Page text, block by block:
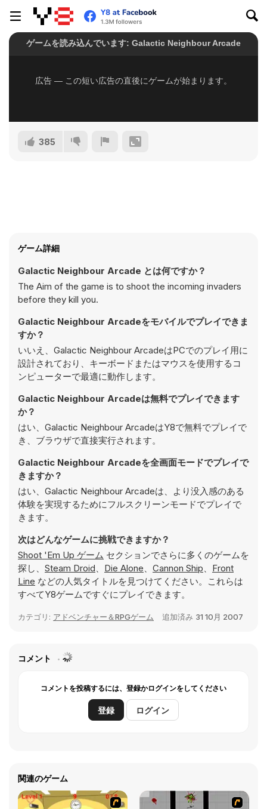
385
ゲーム詳細
Galactic Neighbour Arcade とは何ですか？
The Aim of the game is to shoot the incoming invaders
before they kill you.
Galactic Neighbour Arcadeをモバイルでプレイできま
すか？
いいえ、Galactic Neighbour ArcadeはPCでのプレイ用に
設計されており、キーボードまたはマウスを使用するコ
ンピューターで最適に動作します。
Galactic Neighbour Arcadeは無料でプレイできます
か？
はい、Galactic Neighbour ArcadeはY8で無料でプレイで
き、ブラウザで直接実行されます。
Galactic Neighbour Arcadeを全画面モードでプレイで
きますか？
はい、Galactic Neighbour Arcadeは、より没入感のある
体験を実現するためにフルスクリーンモードでプレイで
きます。
次はどんなゲームに挑戦できますか？
Shoot 'Em Up ゲーム セクションでさらに多くのゲームを
探し、 Steam Droid、 Die Alone、 Cannon Ship、 Front
Line などの人気タイトルを見つけてください。これらは
すべてY8ゲームですぐにプレイできます。
カテゴリ: アドベンチャー＆RPGゲーム 追加済み 31 10月 2007
コメント
コメントを投稿するには、登録かログインをしてください
登録 ログイン
関連のゲーム